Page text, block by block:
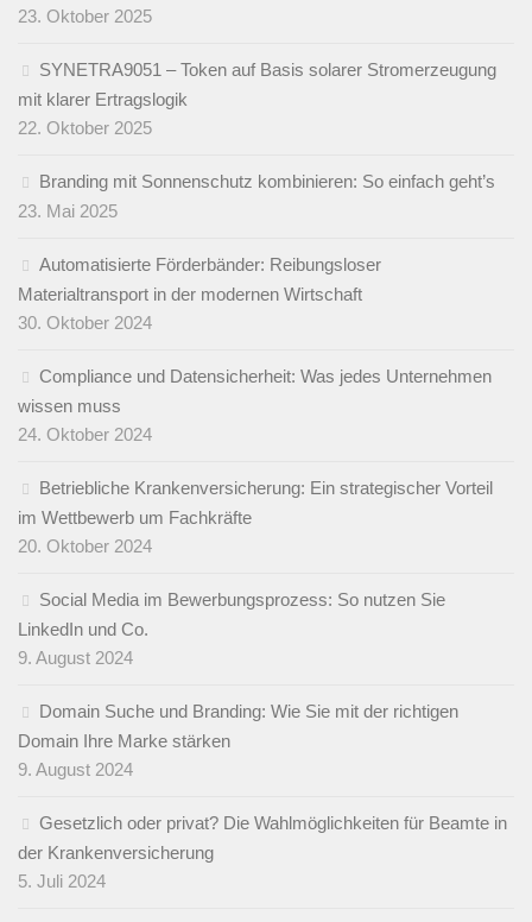
23. Oktober 2025
SYNETRA9051 – Token auf Basis solarer Stromerzeugung
mit klarer Ertragslogik
22. Oktober 2025
Branding mit Sonnenschutz kombinieren: So einfach geht’s
23. Mai 2025
Automatisierte Förderbänder: Reibungsloser
Materialtransport in der modernen Wirtschaft
30. Oktober 2024
Compliance und Datensicherheit: Was jedes Unternehmen
wissen muss
24. Oktober 2024
Betriebliche Krankenversicherung: Ein strategischer Vorteil
im Wettbewerb um Fachkräfte
20. Oktober 2024
Social Media im Bewerbungsprozess: So nutzen Sie
LinkedIn und Co.
9. August 2024
Domain Suche und Branding: Wie Sie mit der richtigen
Domain Ihre Marke stärken
9. August 2024
Gesetzlich oder privat? Die Wahlmöglichkeiten für Beamte in
der Krankenversicherung
5. Juli 2024